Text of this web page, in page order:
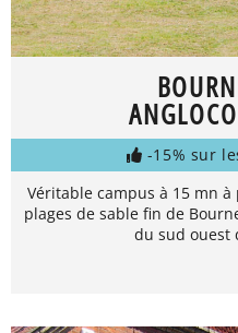
-15% sur
Véritable campus à 15 mn
plages de sable fin de
du sud ouest